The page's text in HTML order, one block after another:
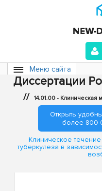
Меню сайта
Диссертации
// 14.01.00 - Клиническая
Открыть
более 800
Клиническое
туберкулеза в